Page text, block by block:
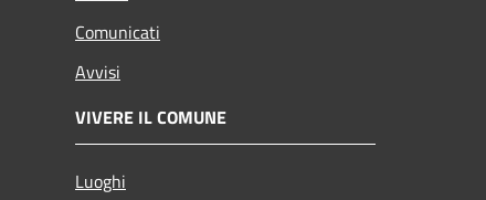
Comunicati
Avvisi
VIVERE IL COMUNE
Luoghi